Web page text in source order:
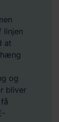
linjen
at
og
bliver